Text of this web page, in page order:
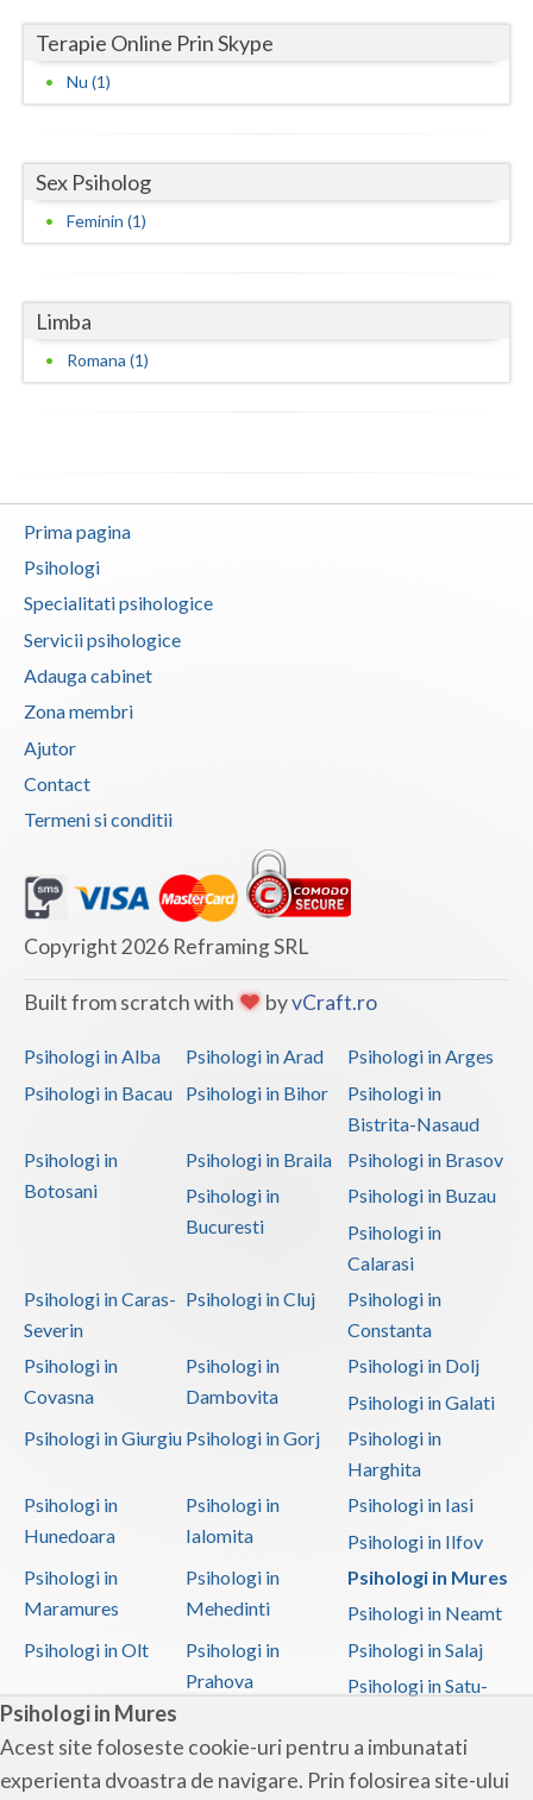
Psihologi in Mures
Acest site foloseste cookie-uri pentru a imbunatati
experienta dvoastra de navigare. Prin folosirea site-ului
Teleorman
Timis
Valcea
Vaslui
Terapie Online Prin Skype
Nu (1)
Sex Psiholog
Feminin (1)
Limba
Romana (1)
Prima pagina
Psihologi
Specialitati psihologice
Servicii psihologice
Adauga cabinet
Zona membri
Ajutor
Contact
Termeni si conditii
Copyright 2026 Reframing SRL
Built from scratch with byvCraft.ro
Psihologi in Alba Psihologi in Arad
Psihologi in Arges
Psihologi in Bacau
Psihologi in Bihor
Psihologi in
Bistrita-Nasaud
Psihologi in
Botosani
Psihologi in Braila
Psihologi in Brasov
Psihologi in
Bucuresti
Psihologi in Buzau
Psihologi in
Calarasi
Psihologi in Caras-
Severin
Psihologi in Cluj
Psihologi in
Constanta
Psihologi in
Covasna
Psihologi in
Dambovita
Psihologi in Dolj
Psihologi in Galati
Psihologi in Giurgiu Psihologi in Gorj
Psihologi in
Harghita
Psihologi in
Hunedoara
Psihologi in
Ialomita
Psihologi in Iasi
Psihologi in Ilfov
Psihologi in
Maramures
Psihologi in
Mehedinti
Psihologi in Mures
Psihologi in Neamt
Psihologi in Olt
Psihologi in
Prahova
Psihologi in Salaj
Psihologi in Satu-
Psihologi in Sibiu
Psihologi in
Suceava
Psihologi in
Teleorman